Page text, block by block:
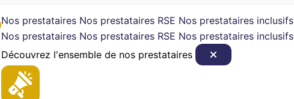
Nos prestataires Nos prestataires RSE Nos prestataires inclusifs
Nos prestataires Nos prestataires RSE Nos prestataires inclusifs
Découvrez l'ensemble de nos prestataires